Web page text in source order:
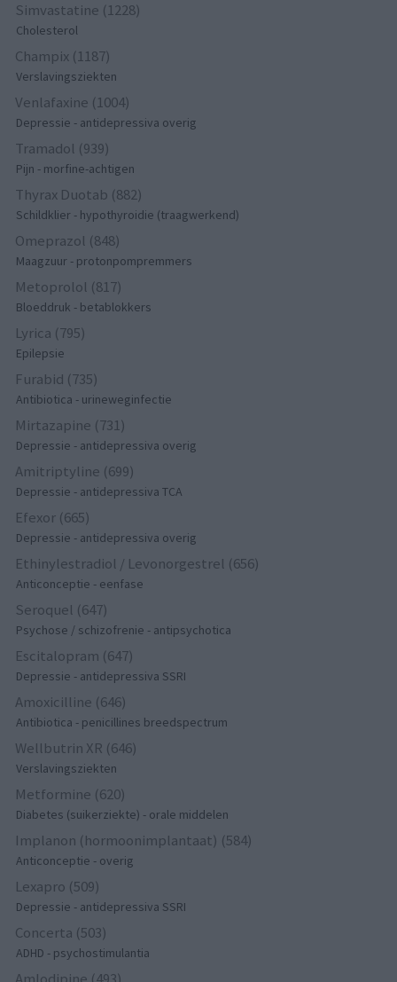
Simvastatine (1228)
Cholesterol
Champix (1187)
Verslavingsziekten
Venlafaxine (1004)
Depressie - antidepressiva overig
Tramadol (939)
Pijn - morfine-achtigen
Thyrax Duotab (882)
Schildklier - hypothyroidie (traagwerkend)
Omeprazol (848)
Maagzuur - protonpompremmers
Metoprolol (817)
Bloeddruk - betablokkers
Lyrica (795)
Epilepsie
Furabid (735)
Antibiotica - urineweginfectie
Mirtazapine (731)
Depressie - antidepressiva overig
Amitriptyline (699)
Depressie - antidepressiva TCA
Efexor (665)
Depressie - antidepressiva overig
Ethinylestradiol / Levonorgestrel (656)
Anticonceptie - eenfase
Seroquel (647)
Psychose / schizofrenie - antipsychotica
Escitalopram (647)
Depressie - antidepressiva SSRI
Amoxicilline (646)
Antibiotica - penicillines breedspectrum
Wellbutrin XR (646)
Verslavingsziekten
Metformine (620)
Diabetes (suikerziekte) - orale middelen
Implanon (hormoonimplantaat) (584)
Anticonceptie - overig
Lexapro (509)
Depressie - antidepressiva SSRI
Concerta (503)
ADHD - psychostimulantia